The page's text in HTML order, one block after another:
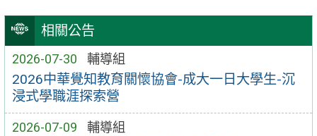
相關公告
2026-07-30 輔導組
2026中華覺知教育關懷協會-成大一日大學生-沉
浸式學職涯探索營
2026-07-09 輔導組